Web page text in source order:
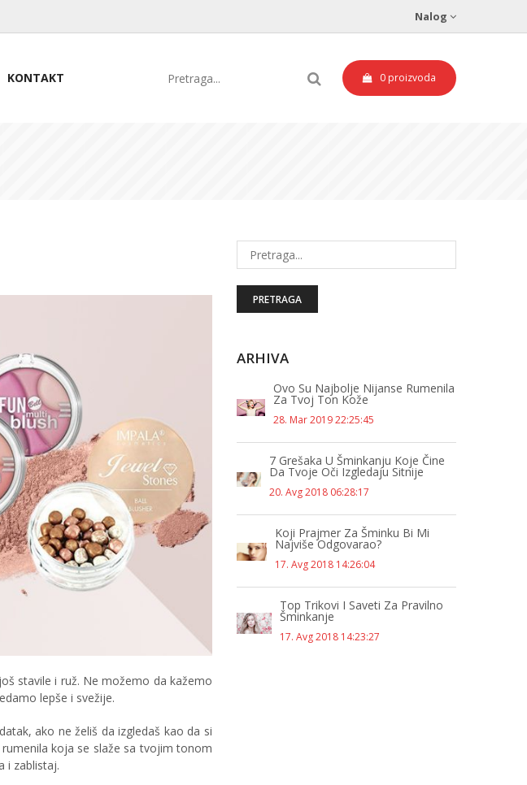
Nalog
KONTAKT 0 proizvoda
stavile i ruž. Ne možemo da kažemo
lepše i svežije.
ako ne želiš da izgledaš kao da si
koja se slaže sa tvojim tonom
i zablistaj.
PRETRAGA
ARHIVA
Ovo Su Najbolje Nijanse Rumenila
Za Tvoj Ton Kože
28. Mar 2019 22:25:45
7 Grešaka U Šminkanju Koje Čine
Da Tvoje Oči Izgledaju Sitnije
20. Avg 2018 06:28:17
Koji Prajmer Za Šminku Bi Mi
Najviše Odgovarao?
17. Avg 2018 14:26:04
Top Trikovi I Saveti Za Pravilno
Šminkanje
17. Avg 2018 14:23:27